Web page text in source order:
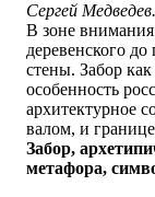
Сергей
В зоне внимания
деревенского
стены. Забор
особенность
архитектурное
валом, и
Забор,
метафора,